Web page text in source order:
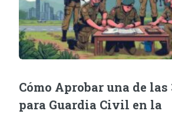
Cómo Aprobar una de las
para Guardia Civil en la